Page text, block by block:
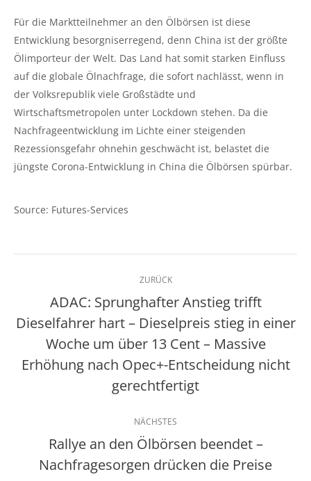
Für die Marktteilnehmer an den Ölbörsen ist diese
Entwicklung besorgniserregend, denn China ist der größte
Ölimporteur der Welt. Das Land hat somit starken Einfluss
auf die globale Ölnachfrage, die sofort nachlässt, wenn in
der Volksrepublik viele Großstädte und
Wirtschaftsmetropolen unter Lockdown stehen. Da die
Nachfrageentwicklung im Lichte einer steigenden
Rezessionsgefahr ohnehin geschwächt ist, belastet die
jüngste Corona-Entwicklung in China die Ölbörsen spürbar.
Source: Futures-Services
Kommentarnavigation
ZURÜCK
Vorheriger
Beitrag:
ADAC: Sprunghafter Anstieg trifft
Dieselfahrer hart – Dieselpreis stieg in einer
Woche um über 13 Cent – Massive
Erhöhung nach Opec+-Entscheidung nicht
gerechtfertigt
NÄCHSTES
Nächster
Beitrag:
Rallye an den Ölbörsen beendet –
Nachfragesorgen drücken die Preise